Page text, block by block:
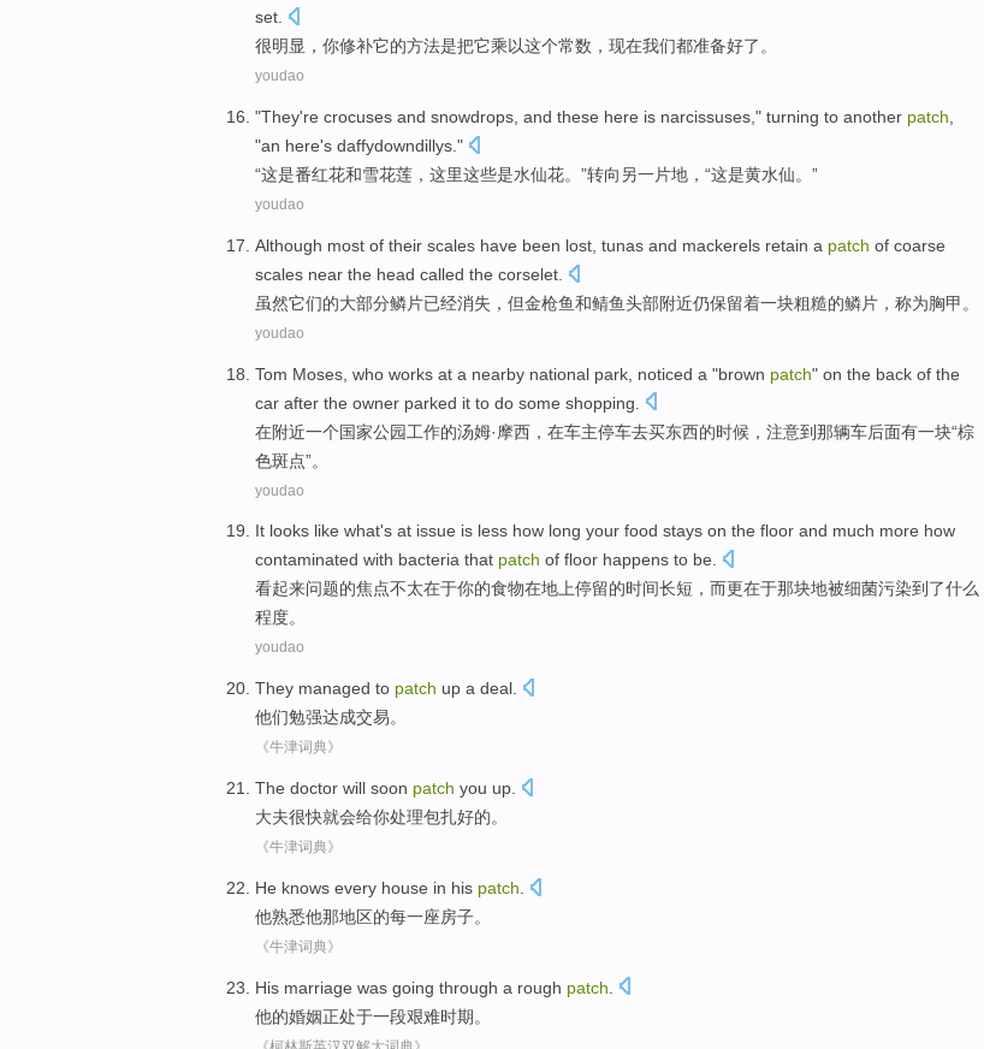
set
很明显 ， 你修补它的方法是把它乘以这个常数 ， 现在我们都准备好了。
youdao
"They're crocuses and snowdrops , and these here is narcissuses ," turning to another patch
"an here's daffydowndillys ."
“这是番红花和雪花莲 ， 这里这些是水仙花。”转向 另一片地 ，“这是黄水仙。”
youdao
Although most of their scales have been lost tunas and mackerels retain a patch of coarse
scales near the head called the corselet
虽然它们的大部分鳞片已经消失 ， 但金枪鱼和鲭鱼头部附近仍保留着一块粗糙的鳞片， 称为胸甲。
youdao
Tom Moses , who works at a nearby national park noticed a "brown patch" on the back of the
car after the owner parked it to do some shopping
在附近一个国家公园工作的汤姆·摩西 ，在车主停车去买东西的时候， 注意到那辆车后面有一块“棕
色斑点”。
youdao
It looks like what's at issue is less how long your food stays on the floor and much more how
contaminated with bacteria that patch of floor happens to be.
看起来问题的焦点不太在于你的食物在地上停留的时间长短， 而更在于那块地被细菌污染到了什么
程度。
youdao
They managed to patch up a deal
他们勉强达成交易。
《牛津词典》
The doctor will soon patch you up.
大夫很快就会给你处理包扎好的。
《牛津词典》
He knows every house in his patch
他熟悉他那地区的每一座房子。
《牛津词典》
His marriage was going through a rough patch
他的婚姻正处于一段艰难时期。